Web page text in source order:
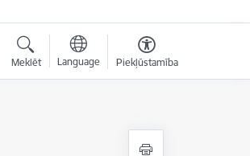
Meklēt Language Piekļūstamība